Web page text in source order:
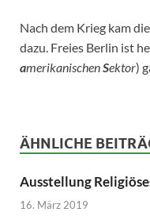
Nach dem Krieg kam
dazu. Freies Berlin ist
amerikanischenSektor)
ÄHNLICHE
Ausstellung
16. März 2019